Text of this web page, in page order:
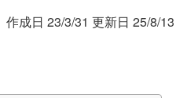
作成日 23/3/31 更新日 25/8/13